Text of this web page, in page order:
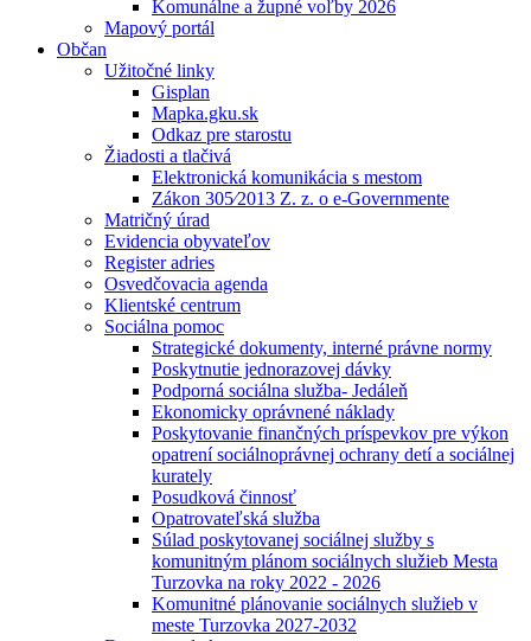
Komunálne a župné voľby 2026
Mapový portál
Občan
Užitočné linky
Gisplan
Mapka.gku.sk
Odkaz pre starostu
Žiadosti a tlačivá
Elektronická komunikácia s mestom
Zákon 305⁄2013 Z. z. o e-Governmente
Matričný úrad
Evidencia obyvateľov
Register adries
Osvedčovacia agenda
Klientské centrum
Sociálna pomoc
Strategické dokumenty, interné právne normy
Poskytnutie jednorazovej dávky
Podporná sociálna služba- Jedáleň
Ekonomicky oprávnené náklady
Poskytovanie finančných príspevkov pre výkon
opatrení sociálnoprávnej ochrany detí a sociálnej
kurately
Posudková činnosť
Opatrovateľská služba
Súlad poskytovanej sociálnej služby s
komunitným plánom sociálnych služieb Mesta
Turzovka na roky 2022 - 2026
Komunitné plánovanie sociálnych služieb v
meste Turzovka 2027-2032